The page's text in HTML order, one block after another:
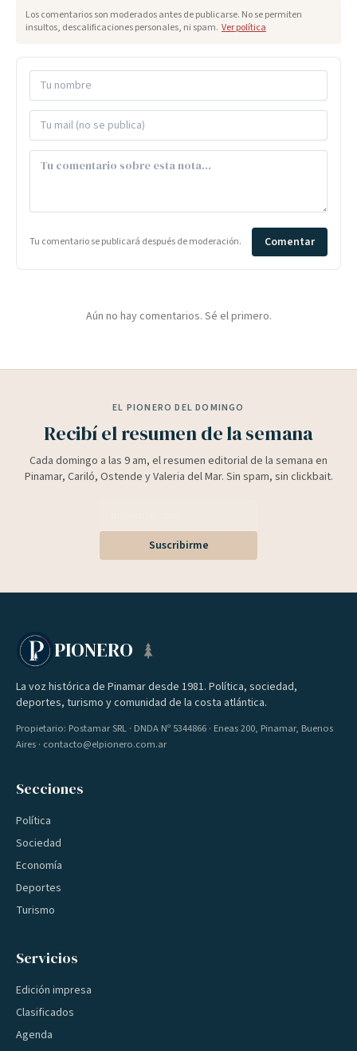
Los comentarios son moderados antes de publicarse. No se permiten
insultos, descalificaciones personales, ni spam. Ver política
Tu comentario se publicará después de moderación. Comentar
Aún no hay comentarios. Sé el primero.
EL PIONERO DEL DOMINGO
Recibí el resumen de la semana
Cada domingo a las 9 am, el resumen editorial de la semana en
Pinamar, Cariló, Ostende y Valeria del Mar. Sin spam, sin clickbait.
Suscribirme
PIONERO
La voz histórica de Pinamar desde 1981. Política, sociedad,
deportes, turismo y comunidad de la costa atlántica.
Propietario: Postamar SRL · DNDA Nº 5344866 · Eneas 200, Pinamar, Buenos
Aires · contacto@elpionero.com.ar
Secciones
Política
Sociedad
Economía
Deportes
Turismo
Servicios
Edición impresa
Clasificados
Agenda